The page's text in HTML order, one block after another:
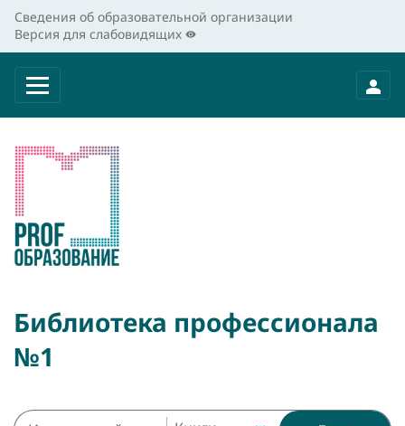
Сведения об образовательной организации
Версия для слабовидящих
Библиотека профессионала
№1